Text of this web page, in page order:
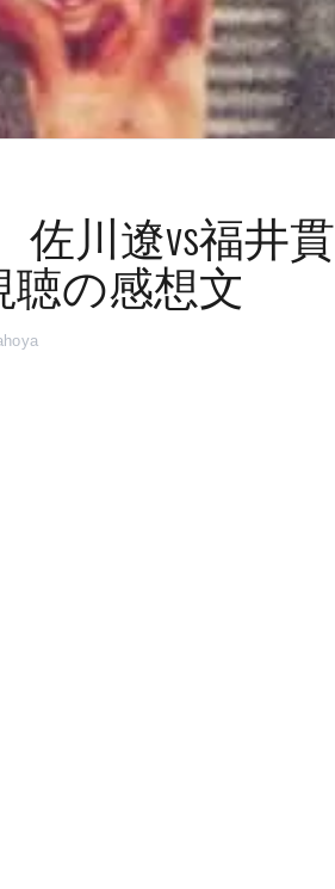
佐川遼vs福井貫
の感想文